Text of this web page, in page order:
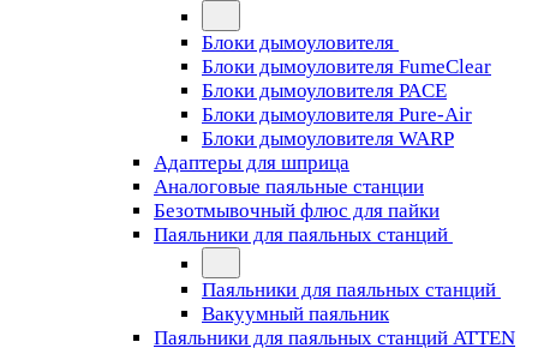
Блоки дымоуловителя
Блоки дымоуловителя FumeClear
Блоки дымоуловителя PACE
Блоки дымоуловителя Pure-Air
Блоки дымоуловителя WARP
Адаптеры для шприца
Аналоговые паяльные станции
Безотмывочный флюс для пайки
Паяльники для паяльных станций
Паяльники для паяльных станций
Вакуумный паяльник
Паяльники для паяльных станций ATTEN